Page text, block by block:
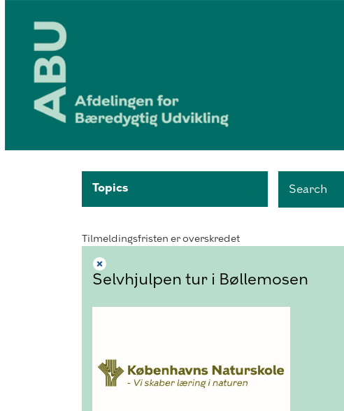
Topics Search
Tilmeldingsfristen er overskredet
Selvhjulpen tur i Bøllemosen